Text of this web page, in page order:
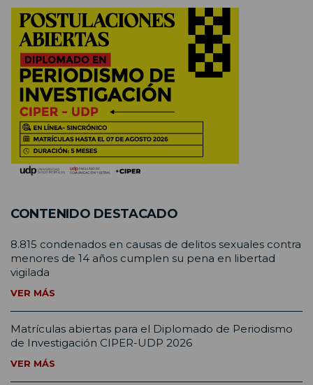
CONTENIDO DESTACADO
8.815 condenados en causas de delitos sexuales contra
menores de 14 años cumplen su pena en libertad
vigilada
VER MÁS
Matrículas abiertas para el Diplomado de Periodismo
de Investigación CIPER-UDP 2026
VER MÁS